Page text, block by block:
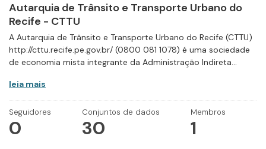
Autarquia de Trânsito e Transporte Urbano do
Recife - CTTU
A Autarquia de Trânsito e Transporte Urbano do Recife (CTTU)
http://cttu.recife.pe.gov.br/ (0800 081 1078) é uma sociedade
de economia mista integrante da Administração Indireta...
leia mais
Seguidores
0
Conjuntos de dados
30
Membros
1